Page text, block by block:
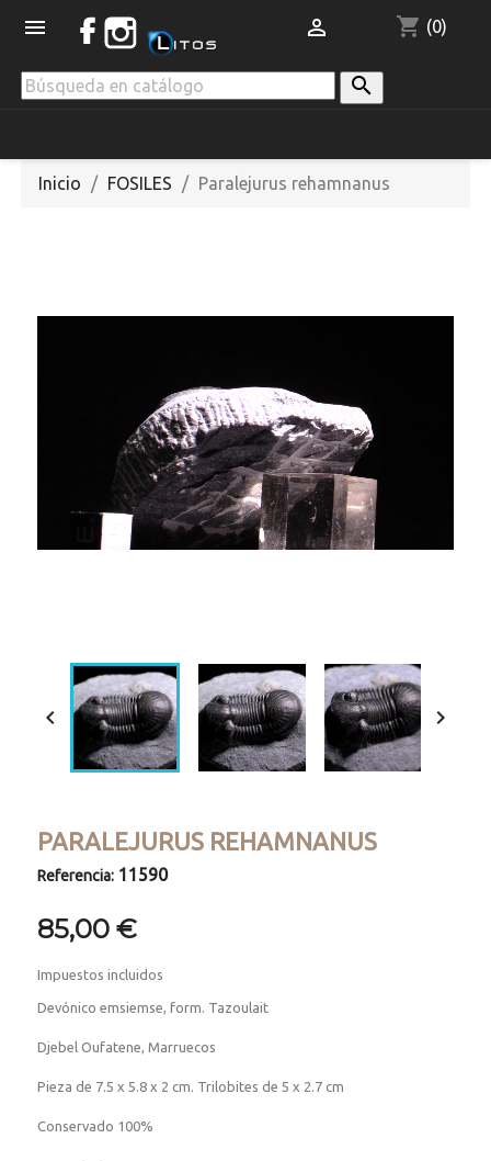
 shopping_cart (0)


Inicio FOSILES Paralejurus rehamnanus
 
PARALEJURUS REHAMNANUS
Referencia: 11590
85,00 €
Impuestos incluidos
Devónico emsiemse, form. Tazoulait
Djebel Oufatene, Marruecos
Pieza de 7.5 x 5.8 x 2 cm. Trilobites de 5 x 2.7 cm
Conservado 100%